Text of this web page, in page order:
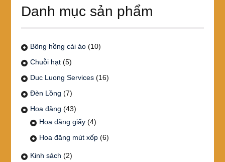
Danh mục sản phẩm
Bông hồng cài áo (10)
Chuỗi hạt (5)
Duc Luong Services (16)
Đèn Lồng (7)
Hoa đăng (43)
Hoa đăng giấy (4)
Hoa đăng mút xốp (6)
Kinh sách (2)